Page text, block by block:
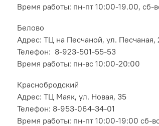
Время работы: пн-пт 10:00-19.00, сб-
Белово
Адрес: ТЦ на Песчаной, ул. Песчаная,
Телефон: 8-923-501-55-53
Время работы: пн-вс 10:00-20:00
Краснобродский
Адрес: ТЦ Маяк, ул. Новая, 35
Телефон: 8-953-064-34-01
Время работы: пн-пт 10:00-19:00 сб-